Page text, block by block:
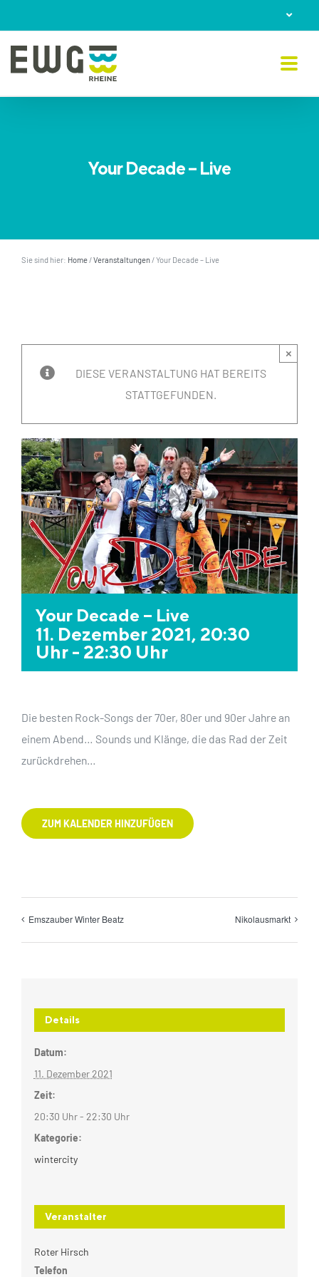
to
content
Your Decade – Live
Sie sind hier: Home/Veranstaltungen/Your Decade – Live
DIESE VERANSTALTUNG HAT BEREITS
STATTGEFUNDEN.
×
Your Decade – Live
11. Dezember 2021, 20:30
Uhr- 22:30 Uhr
Die besten Rock-Songs der 70er, 80er und 90er Jahre an
einem Abend… Sounds und Klänge, die das Rad der Zeit
zurückdrehen…
ZUM KALENDER HINZUFÜGEN
Emszauber Winter Beatz Nikolausmarkt
Details
Datum:
11. Dezember 2021
Zeit:
20:30 Uhr - 22:30 Uhr
Kategorie:
wintercity
Veranstalter
Roter Hirsch
Telefon